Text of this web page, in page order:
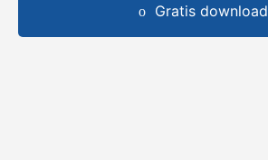
Gratis download